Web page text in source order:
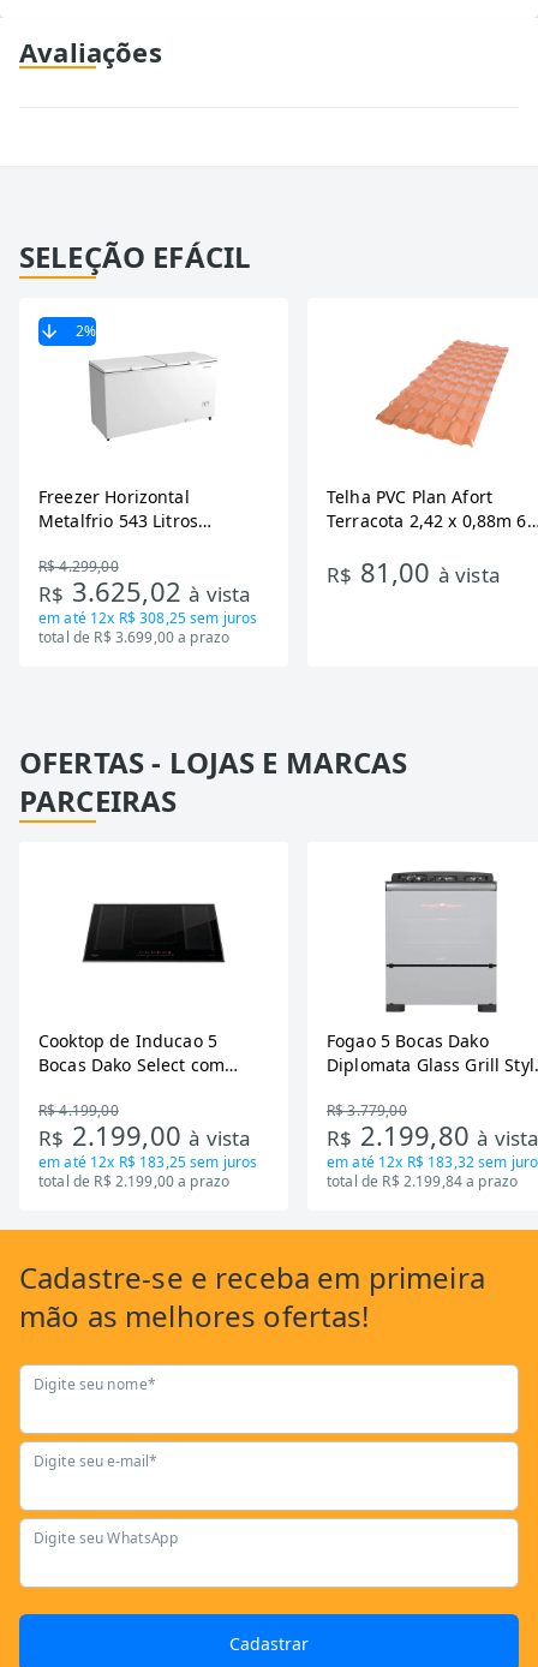
Avaliações
SELEÇÃO EFÁCIL
2%
Freezer Horizontal
Metalfrio 543 Litros
Tecnologia Inverter, Branco,
Bivolt
R$ 4.299,00
R$ 3.625,02à vista
em até 12x R$ 308,25sem juros
total de R$ 3.699,00 a prazo
Telha PVC Plan Afort
Terracota 2,42 x 0,88m 6
R$ 81,00 à vista
OFERTAS - LOJAS E MARCAS
PARCEIRAS
Cooktop de Inducao 5
Bocas Dako Select com
R$ 4.199,00
R$ 2.199,00à vista
em até 12x R$ 183,25sem juros
total de R$ 2.199,00 a prazo
Fogao 5 Bocas Dako
Diplomata Glass Grill
R$ 3.779,00
R$ 2.199,80à
em até 12x R$ 183,32sem
total de R$ 2.199,84 a prazo
Cadastre-se e receba em primeira
mão as melhores ofertas!
Digite seu nome*
Digite seu e-mail*
Digite seu WhatsApp
Cadastrar